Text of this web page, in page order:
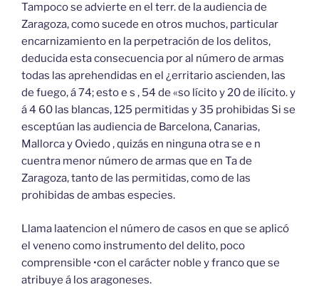
Tampoco se advierte en el terr. de la audiencia de
Zaragoza, como sucede en otros muchos, particular
encarnizamiento en la perpetración de los delitos,
deducida esta consecuencia por al número de armas
todas las aprehendidas en el ¿erritario ascienden, las
de fuego, á 74; esto e s , 54 de «so lícito y 20 de ilícito. y
á 4 60 las blancas, 125 permitidas y 35 prohibidas Si se
esceptúan las audiencia de Barcelona, Canarias,
Mallorca y Oviedo , quizás en ninguna otra se e n
cuentra menor número de armas que en Ta de
Zaragoza, tanto de las permitidas, como de las
prohibidas de ambas especies.
Llama laatencion el número de casos en que se aplicó
el veneno como instrumento del delito, poco
comprensible •con el carácter noble y franco que se
atribuye á los aragoneses.